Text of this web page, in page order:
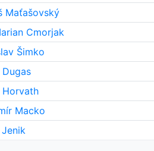
Maťašovský
Cmorjak
Šimko
Macko